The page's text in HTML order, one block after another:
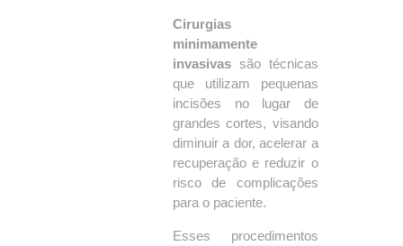
Cirurgias
minimamente
invasivassão técnicas
que utilizam pequenas
incisões no lugar de
grandes cortes, visando
diminuir a dor, acelerar a
recuperação e reduzir o
risco de complicações
para o paciente.
Esses procedimentos